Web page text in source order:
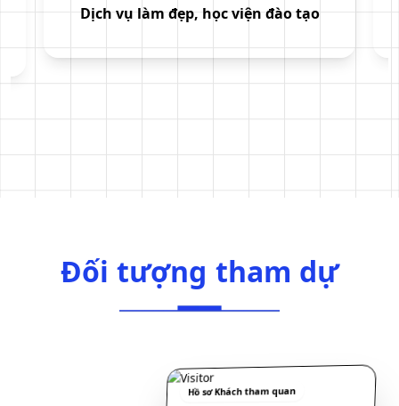
Dịch vụ làm đẹp, học viện đào tạo
Đối tượng tham dự
Đối tượng tham dự
Hồ sơ Khách tham quan